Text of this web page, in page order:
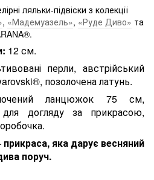
ляльки-підвіски з колекції
, «Мадемуазель», «Руде Диво» та
12 см.
перли, австрійський
позолочена латунь.
ланцюжок 75 см,
для догляду за прикрасою,
яка дарує весняний
поруч.